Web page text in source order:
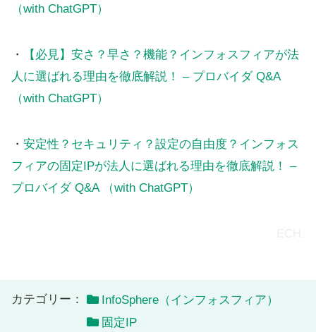
（with ChatGPT）
・
【必見】安さ？早さ？機能？インフォスフィアが法
人に選ばれる理由を徹底解説！ – プロバイダ Q&A
（with ChatGPT）
・ 安定性？セキュリティ？設定の自由度？インフォス
フィアの固定IPが法人に選ばれる理由を徹底解説！ –
プロバイダ Q&A （with ChatGPT）
カテゴリー：
InfoSphere（インフォスフィア）
固定IP